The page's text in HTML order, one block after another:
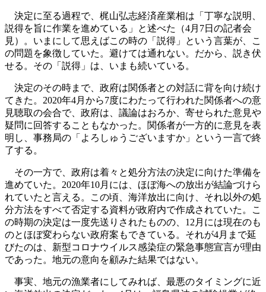
決定に至る過程で、梶山弘志経済産業相は「丁寧な説明、
説得を旨に作業を進めている」と述べた（4月7日の記者会
見）。いまにして思えばこの時の「説得」という言葉が、こ
の問題を象徴していた。避けては通れない。だから、説き伏
せる。その「説得」は、いまも続いている。
決定のその時まで、政府は関係者との対話に背を向け続け
てきた。2020年4月から7度にわたって行われた関係者への意
見聴取の会合で、政府は、議論はおろか、寄せられた意見や
疑問に回答することもなかった。関係者が一方的に意見を表
明し、事務局の「よろしゅうございますか」という一言で終
了する。
その一方で、政府は着々と処分方法の決定に向けた準備を
進めていた。2020年10月には、ほぼ海への放出が結論づけら
れていたと言える。この頃、海洋放出に向け、それ以外の処
分方法をすべて否定する資料が政府内で作成されていた。こ
の時期の決定は一度先送りされたものの、12月には現在のも
のとほぼ変わらない政府案もできている。それが4月まで延
びたのは、新型コロナウイルス感染症の緊急事態宣言が理由
であった。地元の意向を顧みた結果ではない。
事実、地元の漁業者にしてみれば、最悪のタイミングに近